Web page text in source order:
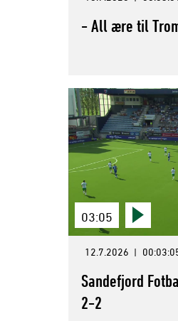
- All ære til
03:05
12.7.2026 |
Sandefjord
2-2